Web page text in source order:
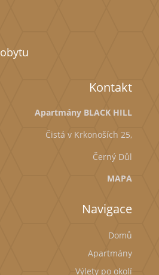
Kontakt
Apartmány BLACK HILL
Čistá v Krkonoších 25,
Černý Důl
MAPA
Navigace
Domů
Apartmány
Výlety po okolí